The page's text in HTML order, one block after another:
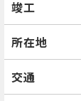
竣工
所在地
交通